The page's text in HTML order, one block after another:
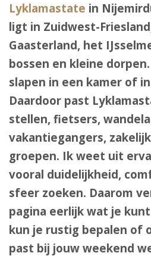
Lyklamastate in
ligt in Zuidwest-
Gaasterland, het
bossen en kleine
slapen in een kamer of
Daardoor past
stellen, fietsers,
vakantiegangers,
groepen. Ik weet uit
vooral duidelijkheid,
sfeer zoeken. Daarom
pagina eerlijk wat je
kun je rustig bepalen of
past bij jouw weekend